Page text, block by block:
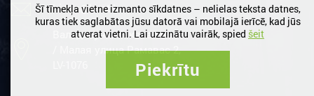
birojs@lemt.lv
Вальдлаучи, Кекавас нов.
/ Малая улица Рамавас 2,
Šī tīmekļa vietne izmanto sīkdatnes – nelielas teksta datnes,
kuras tiek saglabātas jūsu datorā vai mobilajā ierīcē, kad jūs
atverat vietni. Lai uzzinātu vairāk, spied šeit
Piekrītu